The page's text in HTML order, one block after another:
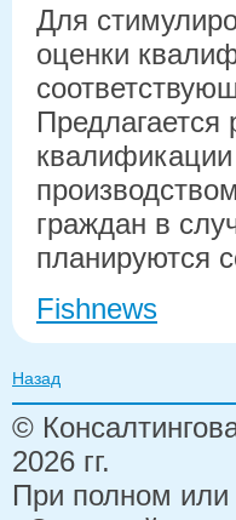
Для
оценки
Предлагается
граждан в
планируются
Fishnews
Назад
©
2026 гг.
При полном или